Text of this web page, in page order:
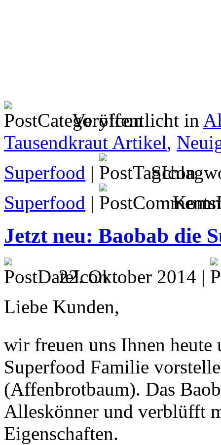
Veröffentlicht in
Tausendkraut Artikel,
Superfood |
Superfood |
Jetzt neu: Baobab die
22. Oktober 2014 |
Liebe Kunden,
wir freuen uns Ihnen heute
Superfood Familie
(Affenbrotbaum). Das
Alleskönner und verblüfft
Eigenschaften.